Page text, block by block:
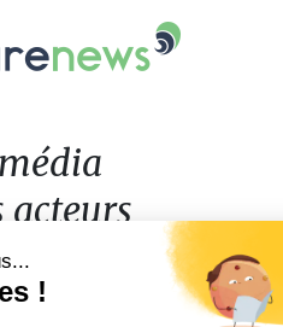
acteurs
!